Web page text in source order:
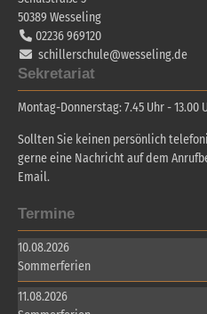
50389 Wesseling
02236 969120
schillerschule@wesseling.de
Sekretariat
Montag-Donnerstag: 7.45 Uhr - 13.00
Sollten Sie keinen persönlich
gerne eine Nachricht auf dem
Email.
Termine
10.08.2026
Sommerferien
11.08.2026